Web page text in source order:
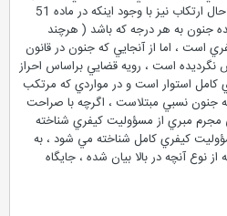
دهد ، در مورد ابتلاء به جنون در حال ارتكاب نيز با وجود اينكه در ماده 51
به هر درجه كه باشد ( هرچند
، اما از آنجايي كه جنون در قانون
است ، رويه قضايي براساس احراز
استوار است و در مواردي كه مرتكب
نسبي مبتلاست ، اگرچه با صراحت
مجرم مبري از مسؤوليت كيفري شناخته
كيفري كامل شناخته مي شود ، به
آنچه در بالا بيان شده ، جايگاه